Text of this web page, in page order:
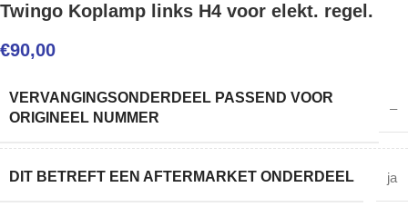
Twingo Koplamp links H4 voor elekt. regel.
€90,00
VERVANGINGSONDERDEEL PASSEND VOOR
ORIGINEEL NUMMER
–
DIT BETREFT EEN AFTERMARKET ONDERDEEL ja